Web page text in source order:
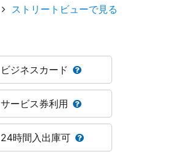
ストリートビューで見る
ビジネスカード
サービス券利用
24時間入出庫可